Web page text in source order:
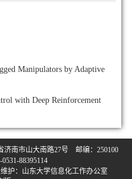
Manipulators by Adaptive
with Deep Reinforcement
南市山大南路27号 邮编：250100
88395114
维护：山东大学信息化工作办公室